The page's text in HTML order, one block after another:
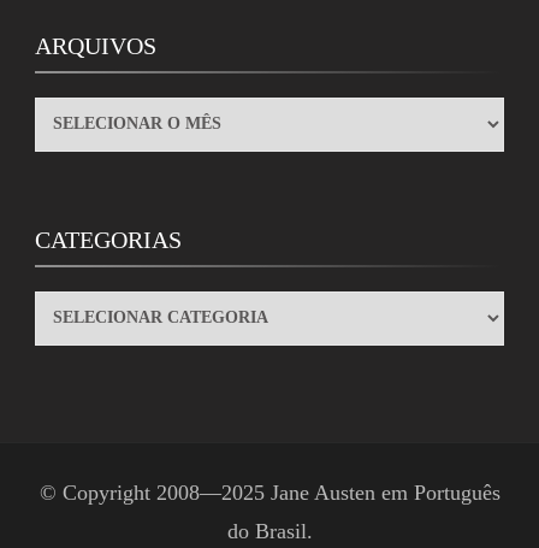
ARQUIVOS
ARQUIVOS
CATEGORIAS
CATEGORIAS
© Copyright 2008—2025 Jane Austen em Português
do Brasil.